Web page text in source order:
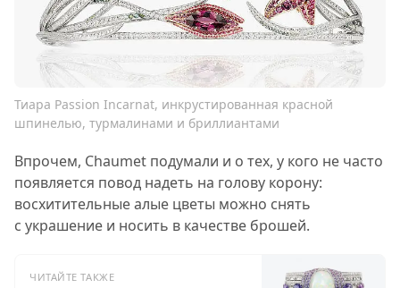
Тиара Passion Incarnat, инкрустированная красной
шпинелью, турмалинами и бриллиантами
Впрочем, Chaumet подумали и о тех, у кого не часто
появляется повод надеть на голову корону:
восхитительные алые цветы можно снять
с украшение и носить в качестве брошей.
ЧИТАЙТЕ ТАКЖЕ